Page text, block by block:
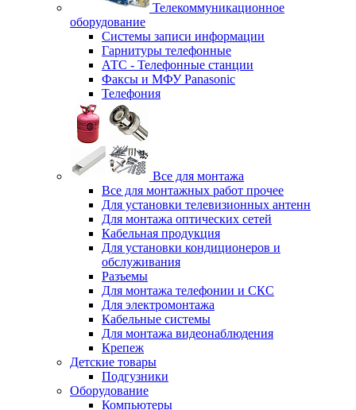
Телекоммуникационное
оборудование
Системы записи информации
Гарнитуры телефонные
АТС - Телефонные станции
Факсы и МФУ Panasonic
Телефония
Все для монтажа
Все для монтажных работ прочее
Для установки телевизионных антенн
Для монтажа оптических сетей
Кабельная продукция
Для установки кондиционеров и
обслуживания
Разъемы
Для монтажа телефонии и СКС
Для электромонтажа
Кабельные системы
Для монтажа видеонаблюдения
Крепеж
Детские товары
Подгузники
Оборудование
Компьютеры